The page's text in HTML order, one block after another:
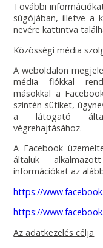
További
súgójában, illetve a
nevére kattintva
Közösségi média
A weboldalon
média fiókkal
másokkal a
szintén sütiket,
a látogató által
végrehajtásához.
A Facebook
általuk
információkat az
https://
https://
Az adatkezelés célja